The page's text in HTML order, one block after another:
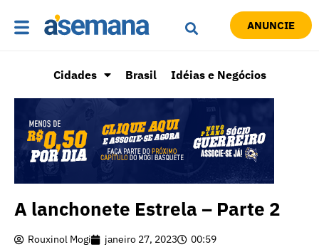
ANUNCIE
Cidades Brasil Idéias e Negócios
A lanchonete Estrela – Parte 2
Rouxinol Mogi janeiro 27, 2023 00:59